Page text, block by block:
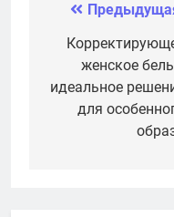
Навигация
по
записям
женское
идеальное
для